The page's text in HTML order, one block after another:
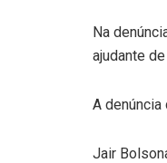
Na
ajudante
A denúncia
Jair